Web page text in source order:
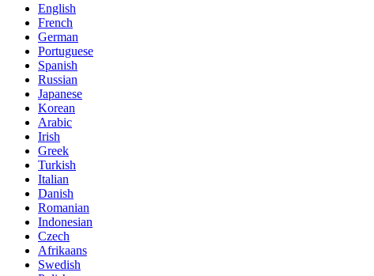
English
French
German
Portuguese
Spanish
Russian
Japanese
Korean
Arabic
Irish
Greek
Turkish
Italian
Danish
Romanian
Indonesian
Czech
Afrikaans
Swedish